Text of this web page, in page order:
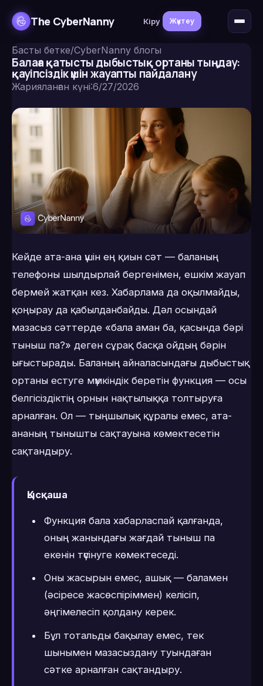
The CyberNanny Кіру Жүктеу
Басты бетке/CyberNanny блогы
Балаға қатысты дыбыстық ортаны тыңдау:
қауіпсіздік үшін жауапты пайдалану
Жарияланған күні:6/27/2026
Кейде ата-ана үшін ең қиын сәт — баланың
телефоны шылдырлай бергенімен, ешкім жауап
бермей жатқан кез. Хабарлама да оқылмайды,
қоңырау да қабылданбайды. Дәл осындай
мазасыз сәттерде «бала аман ба, қасында бәрі
тыныш па?» деген сұрақ басқа ойдың бәрін
ығыстырады. Баланың айналасындағы дыбыстық
ортаны естуге мүмкіндік беретін функция — осы
белгісіздіктің орнын нақтылыққа толтыруға
арналған. Ол — тыңшылық құралы емес, ата-
ананың тынышты сақтауына көмектесетін
сақтандыру.
Қысқаша
Функция бала хабарласпай қалғанда,
оның жанындағы жағдай тыныш па
екенін түсінуге көмектеседі.
Оны жасырын емес, ашық — баламен
(әсіресе жасөспіріммен) келісіп,
әңгімелесіп қолдану керек.
Бұл тотальды бақылау емес, тек
шынымен мазасыздану туындаған
сәтке арналған сақтандыру.